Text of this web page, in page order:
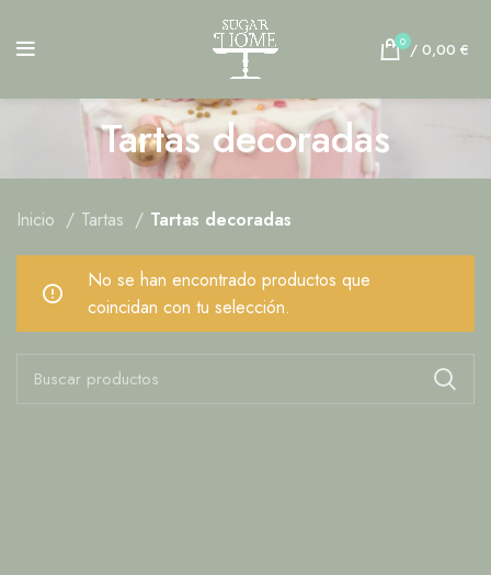
0 / 0,00 €
Tartas decoradas
Inicio Tartas Tartas decoradas
No se han encontrado productos que
coincidan con tu selección.